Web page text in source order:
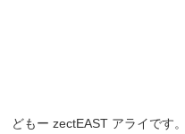
どもー zectEAST アライです。